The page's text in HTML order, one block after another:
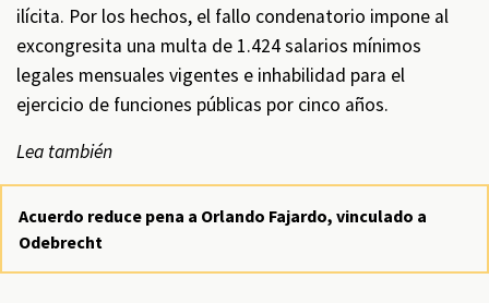
ilícita. Por los hechos, el fallo condenatorio impone al
excongresita una multa de 1.424 salarios mínimos
legales mensuales vigentes e inhabilidad para el
ejercicio de funciones públicas por cinco años.
Lea también
Acuerdo reduce pena a Orlando Fajardo, vinculado a
Odebrecht